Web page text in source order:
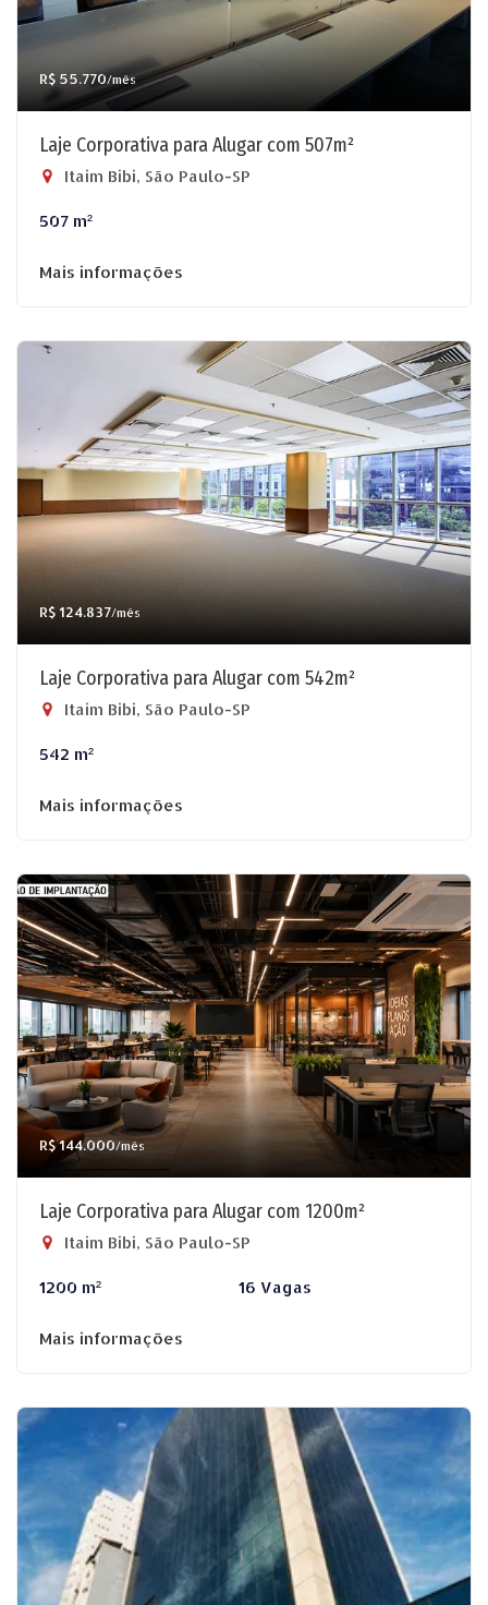
R$ 55.770/mês
Laje Corporativa para Alugar com 507m²
Itaim Bibi, São Paulo-SP
507 m²
Mais informações
R$ 124.837/mês
Laje Corporativa para Alugar com 542m²
Itaim Bibi, São Paulo-SP
542 m²
Mais informações
R$ 144.000/mês
Laje Corporativa para Alugar com 1200m²
Itaim Bibi, São Paulo-SP
1200 m² 16 Vagas
Mais informações